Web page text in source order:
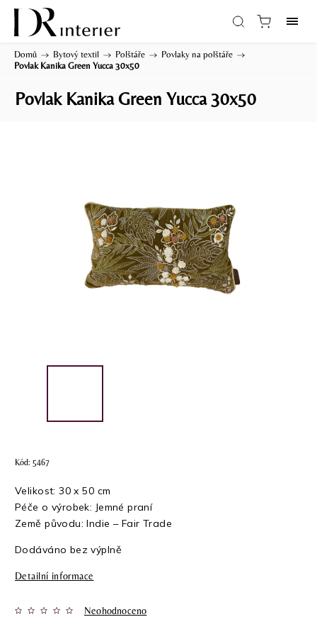
Domů / Bytový textil / Polštáře / Povlaky na polštáře /
Povlak Kanika Green Yucca 30x50
Povlak Kanika Green Yucca 30x50
Kód: 5467
Velikost: 30 x 50 cm
Péče o výrobek: Jemné praní
Země původu: Indie – Fair Trade
Dodáváno bez výplně
Detailní informace
Neohodnoceno